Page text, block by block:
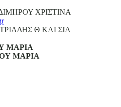
ΧΡΙΣΤΙΝΑ
Θ ΚΑΙ ΣΙΑ
ΜΑΡΙΑ
ΜΑΡΙΑ